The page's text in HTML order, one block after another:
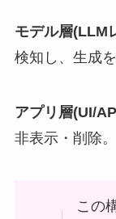
モデル層(LLM
検知し、生成
アプリ層(UI/
非表示・削除。
この